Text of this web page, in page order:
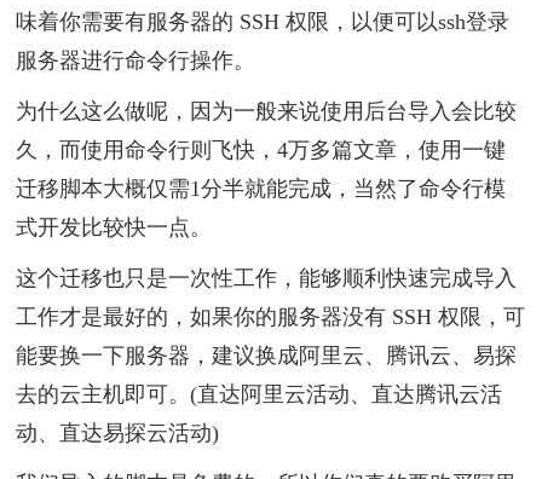
味着你需要有服务器的 SSH 权限，以便可以ssh登录
服务器进行命令行操作。
为什么这么做呢，因为一般来说使用后台导入会比较
久，而使用命令行则飞快，4万多篇文章，使用一键
迁移脚本大概仅需1分半就能完成，当然了命令行模
式开发比较快一点。
这个迁移也只是一次性工作，能够顺利快速完成导入
工作才是最好的，如果你的服务器没有 SSH 权限，可
能要换一下服务器，建议换成阿里云、腾讯云、易探
去的云主机即可。(直达阿里云活动、直达腾讯云活
动、直达易探云活动)